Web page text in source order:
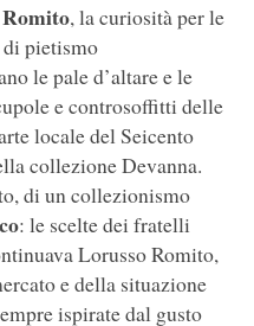
, la curiosità per le
pietismo
le pale d’altare e le
e controsoffitti delle
locale del Seicento
collezione Devanna.
di un collezionismo
: le scelte dei fratelli
Lorusso Romito,
e della situazione
ispirate dal gusto